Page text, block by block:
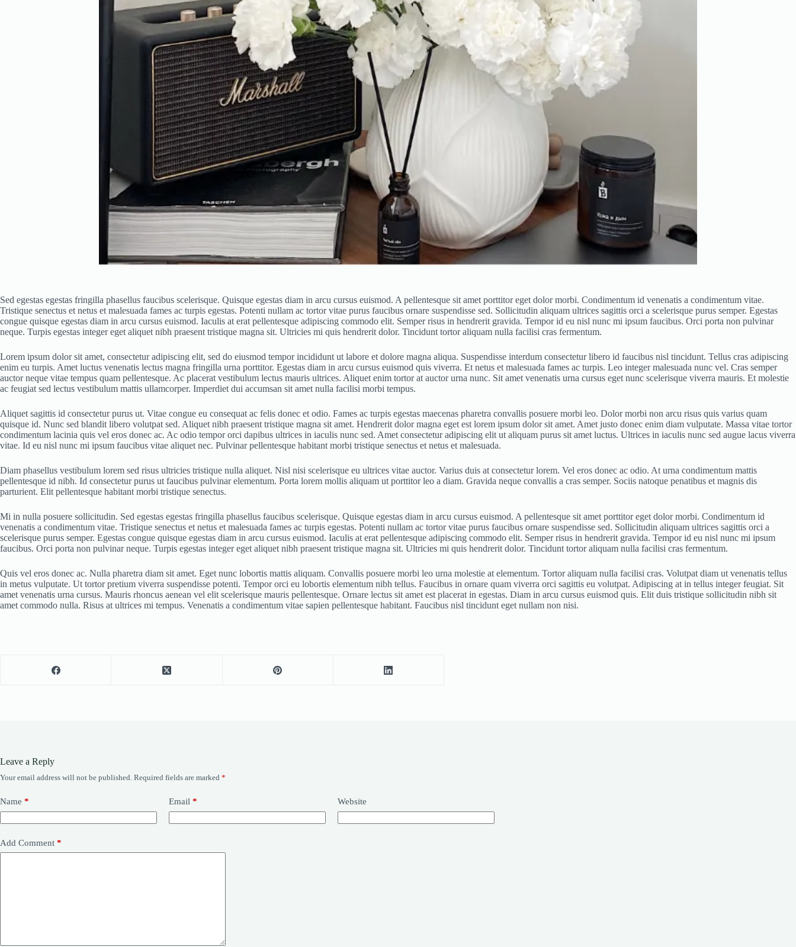
Sed egestas egestas fringilla phasellus faucibus scelerisque. Quisque egestas diam in arcu cursus euismod. A pellentesque sit amet porttitor eget dolor morbi. Condimentum id venenatis a condimentum vitae.
Tristique senectus et netus et malesuada fames ac turpis egestas. Potenti nullam ac tortor vitae purus faucibus ornare suspendisse sed. Sollicitudin aliquam ultrices sagittis orci a scelerisque purus semper. Egestas
congue quisque egestas diam in arcu cursus euismod. Iaculis at erat pellentesque adipiscing commodo elit. Semper risus in hendrerit gravida. Tempor id eu nisl nunc mi ipsum faucibus. Orci porta non pulvinar
neque. Turpis egestas integer eget aliquet nibh praesent tristique magna sit. Ultricies mi quis hendrerit dolor. Tincidunt tortor aliquam nulla facilisi cras fermentum.
Lorem ipsum dolor sit amet, consectetur adipiscing elit, sed do eiusmod tempor incididunt ut labore et dolore magna aliqua. Suspendisse interdum consectetur libero id faucibus nisl tincidunt. Tellus cras adipiscing
enim eu turpis. Amet luctus venenatis lectus magna fringilla urna porttitor. Egestas diam in arcu cursus euismod quis viverra. Et netus et malesuada fames ac turpis. Leo integer malesuada nunc vel. Cras semper
auctor neque vitae tempus quam pellentesque. Ac placerat vestibulum lectus mauris ultrices. Aliquet enim tortor at auctor urna nunc. Sit amet venenatis urna cursus eget nunc scelerisque viverra mauris. Et molestie
ac feugiat sed lectus vestibulum mattis ullamcorper. Imperdiet dui accumsan sit amet nulla facilisi morbi tempus.
Aliquet sagittis id consectetur purus ut. Vitae congue eu consequat ac felis donec et odio. Fames ac turpis egestas maecenas pharetra convallis posuere morbi leo. Dolor morbi non arcu risus quis varius quam
quisque id. Nunc sed blandit libero volutpat sed. Aliquet nibh praesent tristique magna sit amet. Hendrerit dolor magna eget est lorem ipsum dolor sit amet. Amet justo donec enim diam vulputate. Massa vitae tortor
condimentum lacinia quis vel eros donec ac. Ac odio tempor orci dapibus ultrices in iaculis nunc sed. Amet consectetur adipiscing elit ut aliquam purus sit amet luctus. Ultrices in iaculis nunc sed augue lacus viverra
vitae. Id eu nisl nunc mi ipsum faucibus vitae aliquet nec. Pulvinar pellentesque habitant morbi tristique senectus et netus et malesuada.
Diam phasellus vestibulum lorem sed risus ultricies tristique nulla aliquet. Nisl nisi scelerisque eu ultrices vitae auctor. Varius duis at consectetur lorem. Vel eros donec ac odio. At urna condimentum mattis
pellentesque id nibh. Id consectetur purus ut faucibus pulvinar elementum. Porta lorem mollis aliquam ut porttitor leo a diam. Gravida neque convallis a cras semper. Sociis natoque penatibus et magnis dis
parturient. Elit pellentesque habitant morbi tristique senectus.
Mi in nulla posuere sollicitudin. Sed egestas egestas fringilla phasellus faucibus scelerisque. Quisque egestas diam in arcu cursus euismod. A pellentesque sit amet porttitor eget dolor morbi. Condimentum id
venenatis a condimentum vitae. Tristique senectus et netus et malesuada fames ac turpis egestas. Potenti nullam ac tortor vitae purus faucibus ornare suspendisse sed. Sollicitudin aliquam ultrices sagittis orci a
scelerisque purus semper. Egestas congue quisque egestas diam in arcu cursus euismod. Iaculis at erat pellentesque adipiscing commodo elit. Semper risus in hendrerit gravida. Tempor id eu nisl nunc mi ipsum
faucibus. Orci porta non pulvinar neque. Turpis egestas integer eget aliquet nibh praesent tristique magna sit. Ultricies mi quis hendrerit dolor. Tincidunt tortor aliquam nulla facilisi cras fermentum.
Quis vel eros donec ac. Nulla pharetra diam sit amet. Eget nunc lobortis mattis aliquam. Convallis posuere morbi leo urna molestie at elementum. Tortor aliquam nulla facilisi cras. Volutpat diam ut venenatis tellus
in metus vulputate. Ut tortor pretium viverra suspendisse potenti. Tempor orci eu lobortis elementum nibh tellus. Faucibus in ornare quam viverra orci sagittis eu volutpat. Adipiscing at in tellus integer feugiat. Sit
amet venenatis urna cursus. Mauris rhoncus aenean vel elit scelerisque mauris pellentesque. Ornare lectus sit amet est placerat in egestas. Diam in arcu cursus euismod quis. Elit duis tristique sollicitudin nibh sit
amet commodo nulla. Risus at ultrices mi tempus. Venenatis a condimentum vitae sapien pellentesque habitant. Faucibus nisl tincidunt eget nullam non nisi.
Leave a Reply
Your email address will not be published. Required fields are marked *
Name * Email * Website
Add Comment *